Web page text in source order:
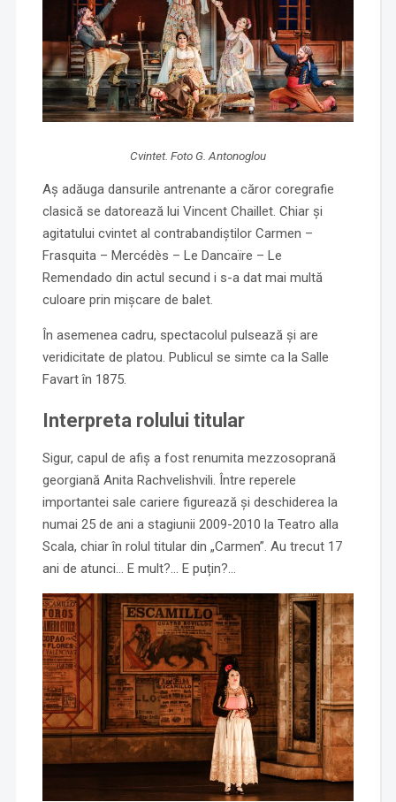
Cvintet. Foto G. Antonoglou
Aș adăuga dansurile antrenante a căror coregrafie
clasică se datorează lui Vincent Chaillet. Chiar și
agitatului cvintet al contrabandiștilor Carmen –
Frasquita – Mercédès – Le Dancaïre – Le
Remendado din actul secund i s-a dat mai multă
culoare prin mișcare de balet.
În asemenea cadru, spectacolul pulsează și are
veridicitate de platou. Publicul se simte ca la Salle
Favart în 1875.
Interpreta rolului titular
Sigur, capul de afiș a fost renumita mezzosoprană
georgiană Anita Rachvelishvili. Între reperele
importantei sale cariere figurează și deschiderea la
numai 25 de ani a stagiunii 2009-2010 la Teatro alla
Scala, chiar în rolul titular din „Carmen”. Au trecut 17
ani de atunci… E mult?… E puțin?…